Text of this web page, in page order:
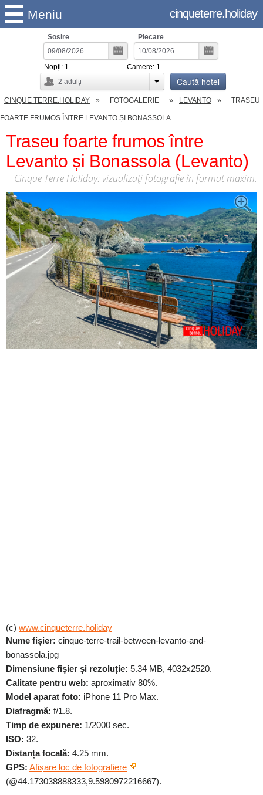
Meniu cinqueterre.holiday
Sosire Plecare
2 adulți
Nopți: 1 Camere: 1
Caută hotel
CINQUE TERRE.HOLIDAY FOTOGALERIE LEVANTO TRASEU
FOARTE FRUMOS ÎNTRE LEVANTO ȘI BONASSOLA
Traseu foarte frumos între
Levanto și Bonassola (Levanto)
Cinque Terre Holiday: vizualizați fotografie în format maxim.
(c) www.cinqueterre.holiday
Nume fișier: cinque-terre-trail-between-levanto-and-
bonassola.jpg
Dimensiune fișier și rezoluție: 5.34 MB, 4032x2520.
Calitate pentru web: aproximativ 80%.
Model aparat foto: iPhone 11 Pro Max.
Diafragmă: f/1.8.
Timp de expunere: 1/2000 sec.
ISO: 32.
Distanța focală: 4.25 mm.
GPS: Afișare loc de fotografiere
(@44.173038888333,9.5980972216667).